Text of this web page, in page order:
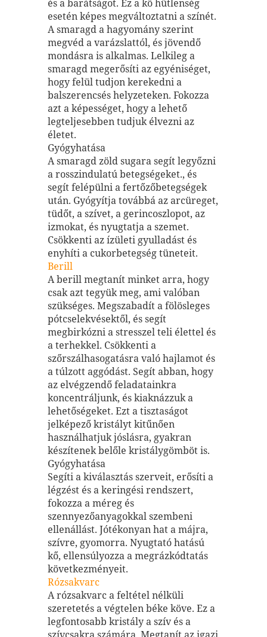
és a barátságot. Ez a kő hűtlenség
esetén képes megváltoztatni a színét.
A smaragd a hagyomány szerint
megvéd a varázslattól, és jövendő
mondásra is alkalmas. Lelkileg a
smaragd megerősíti az egyéniséget,
hogy felül tudjon kerekedni a
balszerencsés helyzeteken. Fokozza
azt a képességet, hogy a lehető
legteljesebben tudjuk élvezni az
életet.
Gyógyhatása
A smaragd zöld sugara segít legyőzni
a rosszindulatú betegségeket., és
segít felépülni a fertőzőbetegségek
után. Gyógyítja továbbá az arcüreget,
tüdőt, a szívet, a gerincoszlopot, az
izmokat, és nyugtatja a szemet.
Csökkenti az ízületi gyulladást és
enyhíti a cukorbetegség tüneteit.
Berill
A berill megtanít minket arra, hogy
csak azt tegyük meg, ami valóban
szükséges. Megszabadít a fölösleges
pótcselekvésektől, és segít
megbirkózni a stresszel teli élettel és
a terhekkel. Csökkenti a
szőrszálhasogatásra való hajlamot és
a túlzott aggódást. Segít abban, hogy
az elvégzendő feladatainkra
koncentráljunk, és kiaknázzuk a
lehetőségeket. Ezt a tisztaságot
jelképező kristályt kitűnően
használhatjuk jóslásra, gyakran
készítenek belőle kristálygömböt is.
Gyógyhatása
Segíti a kiválasztás szerveit, erősíti a
légzést és a keringési rendszert,
fokozza a méreg és
szennyezőanyagokkal szembeni
ellenállást. Jótékonyan hat a májra,
szívre, gyomorra. Nyugtató hatású
kő, ellensúlyozza a megrázkódtatás
következményeit.
Rózsakvarc
A rózsakvarc a feltétel nélküli
szeretetés a végtelen béke köve. Ez a
legfontosabb kristály a szív és a
szívcsakra számára. Megtanít az igazi